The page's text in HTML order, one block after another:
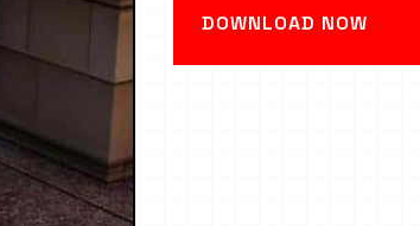
DOWNLOAD NOW